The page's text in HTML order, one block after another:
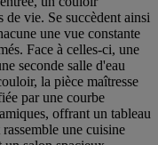
vie. Se succèdent ainsi
une vue constante
Face à celles-ci, une
seconde salle d'eau
la pièce maîtresse
par une courbe
offrant un tableau
une cuisine